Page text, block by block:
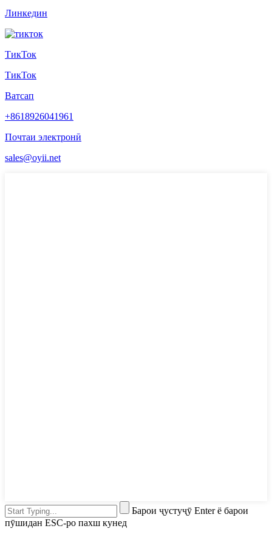
Линкедин
ТикТок
ТикТок
Ватсап
+8618926041961
Почтаи электронӣ
sales@oyii.net
Барои ҷустуҷӯ Enter ё барои
пӯшидан ESC-ро пахш кунед